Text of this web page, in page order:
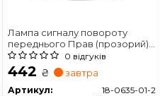
Лампа сигналу повороту
переднього Прав (прозорий)
OPEL ASTRA J, ASTRA K,
CROSSLAND X, INSIGNIA B,
ZAFIRA C 10.11-09.20
0 відгуків
442 ₴ завтра
Артикул:
18-0635-01-2